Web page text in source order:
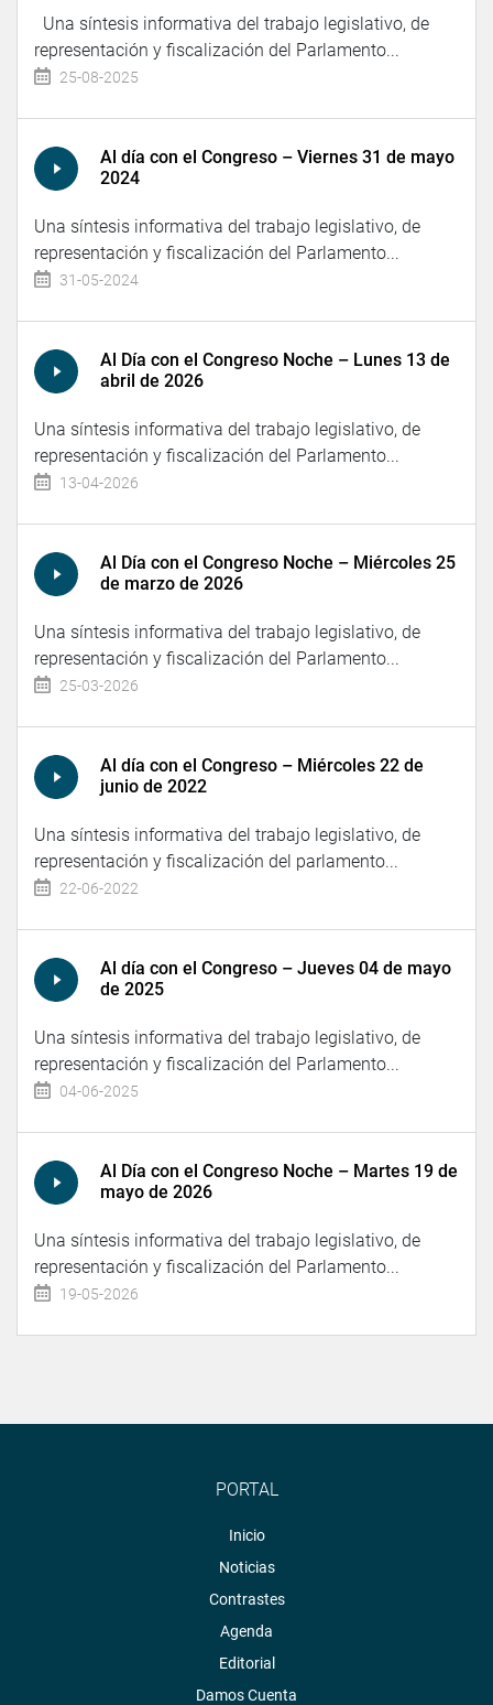
Una síntesis informativa del trabajo legislativo, de
representación y fiscalización del Parlamento...
25-08-2025
Al día con el Congreso – Viernes 31 de mayo
2024
Una síntesis informativa del trabajo legislativo, de
representación y fiscalización del Parlamento...
31-05-2024
Al Día con el Congreso Noche – Lunes 13 de
abril de 2026
Una síntesis informativa del trabajo legislativo, de
representación y fiscalización del Parlamento...
13-04-2026
Al Día con el Congreso Noche – Miércoles 25
de marzo de 2026
Una síntesis informativa del trabajo legislativo, de
representación y fiscalización del Parlamento...
25-03-2026
Al día con el Congreso – Miércoles 22 de
junio de 2022
Una síntesis informativa del trabajo legislativo, de
representación y fiscalización del parlamento...
22-06-2022
Al día con el Congreso – Jueves 04 de mayo
de 2025
Una síntesis informativa del trabajo legislativo, de
representación y fiscalización del Parlamento...
04-06-2025
Al Día con el Congreso Noche – Martes 19 de
mayo de 2026
Una síntesis informativa del trabajo legislativo, de
representación y fiscalización del Parlamento...
19-05-2026
PORTAL
Inicio
Noticias
Contrastes
Agenda
Editorial
Damos Cuenta